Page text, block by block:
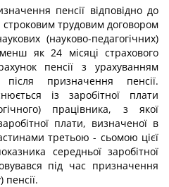
пенсії відповідно до
трудовим договором
(науково-педагогічних)
як 24 місяці страхового
пенсії з урахуванням
призначення пенсії.
із заробітної плати
працівника, з якої
плати, визначеної в
третьою - сьомою цієї
середньої заробітної
під час призначення